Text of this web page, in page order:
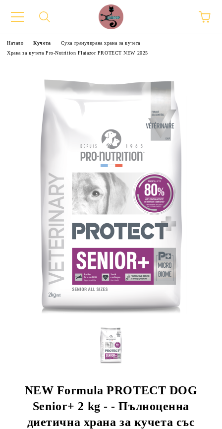
Начало Кучета
Суха гранулирана храна за кучета
Храна за кучета Pro-Nutrition Flatazor PROTECT NEW 2025
NEW Formula PROTECT DOG
Senior+ 2 kg - - Пълноценна
диетична храна за кучета със